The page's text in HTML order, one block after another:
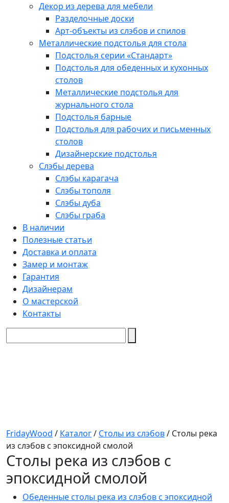
Декор из дерева для мебели
Разделочные доски
Арт-объекты из слэбов и спилов
Металлические подстолья для стола
Подстолья серии «Стандарт»
Подстолья для обеденных и кухонных
столов
Металлические подстолья для
журнального стола
Подстолья барные
Подстолья для рабочих и письменных
столов
Дизайнерские подстолья
Слэбы дерева
Слэбы карагача
Слэбы тополя
Слэбы дуба
Слэбы граба
В наличии
Полезные статьи
Доставка и оплата
Замер и монтаж
Гарантия
Дизайнерам
О мастерской
Контакты
FridayWood / Каталог/ Столы из слэбов/ Столы река
из слэбов с эпоксидной смолой
Столы река из слэбов с
эпоксидной смолой
Обеденные столы река из слэбов с эпоксидной